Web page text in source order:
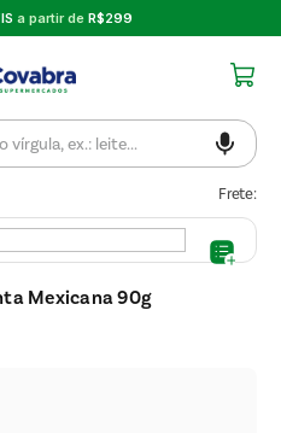
a partir de R$299
Frete:
Mexicana 90g